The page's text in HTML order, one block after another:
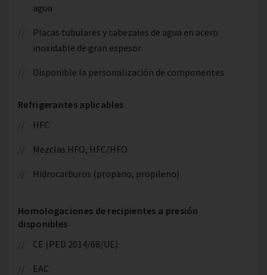
agua
Placas tubulares y cabezales de agua en acero
inoxidable de gran espesor
Disponible la personalización de componentes
Refrigerantes aplicables
HFC
Mezclas HFO, HFC/HFO
Hidrocarburos (propano, propileno)
Homologaciones de recipientes a presión
disponibles
CE (PED 2014/68/UE)
EAC